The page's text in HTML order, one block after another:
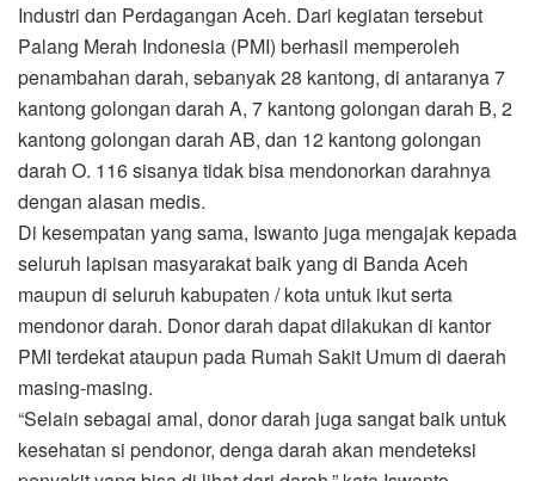
Industri dan Perdagangan Aceh. Dari kegiatan tersebut
Palang Merah Indonesia (PMI) berhasil memperoleh
penambahan darah, sebanyak 28 kantong, di antaranya 7
kantong golongan darah A, 7 kantong golongan darah B, 2
kantong golongan darah AB, dan 12 kantong golongan
darah O. 116 sisanya tidak bisa mendonorkan darahnya
dengan alasan medis.
Di kesempatan yang sama, Iswanto juga mengajak kepada
seluruh lapisan masyarakat baik yang di Banda Aceh
maupun di seluruh kabupaten / kota untuk ikut serta
mendonor darah. Donor darah dapat dilakukan di kantor
PMI terdekat ataupun pada Rumah Sakit Umum di daerah
masing-masing.
“Selain sebagai amal, donor darah juga sangat baik untuk
kesehatan si pendonor, denga darah akan mendeteksi